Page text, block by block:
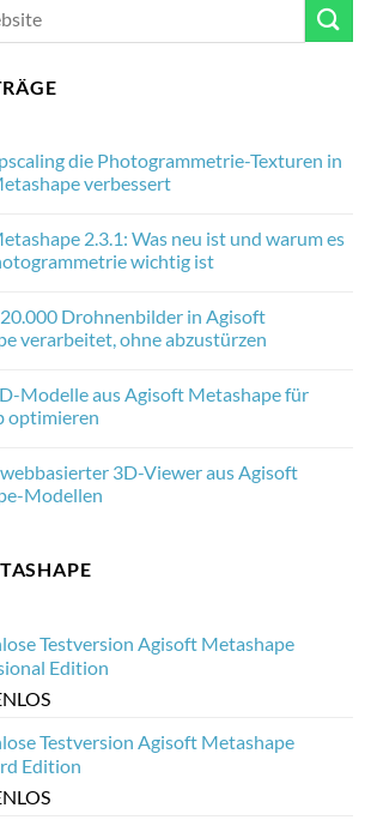
die Photogrammetrie-Texturen in
verbessert
2.3.1: Was neu ist und warum es
wichtig ist
Drohnenbilder in Agisoft
verarbeitet, ohne abzustürzen
Modelle aus Agisoft Metashape für
optimieren
3D-Viewer aus Agisoft
Modellen
Testversion Agisoft Metashape
Edition
Testversion Agisoft Metashape
Edition